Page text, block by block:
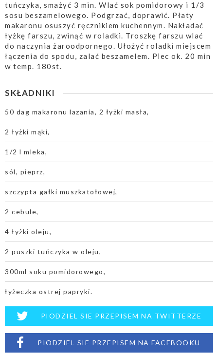
tuńczyka, smażyć 3 min. Wlać sok pomidorowy i 1/3
sosu beszamelowego. Podgrzać, doprawić. Płaty
makaronu osuszyć ręcznikiem kuchennym. Nakładać
łyżkę farszu, zwinąć w roladki. Troszkę farszu wlać
do naczynia żaroodpornego. Ułożyć roladki miejscem
łączenia do spodu, zalać beszamelem. Piec ok. 20 min
w temp. 180st.
SKŁADNIKI
50 dag makaronu lazania, 2 łyżki masła,
2 łyżki mąki,
1/2 l mleka,
sól, pieprz,
szczypta gałki muszkatołowej,
2 cebule,
4 łyżki oleju,
2 puszki tuńczyka w oleju,
300ml soku pomidorowego,
łyżeczka ostrej papryki.
PIODZIEL SIE PRZEPISEM NA TWITTERZE
PIODZIEL SIE PRZEPISEM NA FACEBOOKU